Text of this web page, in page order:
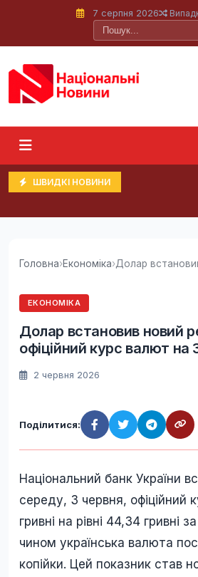
7 серпня 2026
ШВИДКІ НОВИНИ
Головна›Економіка›
ЕКОНОМІКА
Долар встановив новий
офіційний курс валют на
2 червня 2026
Поділитися:
Національний банк України
середу, 3 червня, офіційний
гривні на рівні 44,34 гривні
чином українська валюта
копійки. Цей показник став